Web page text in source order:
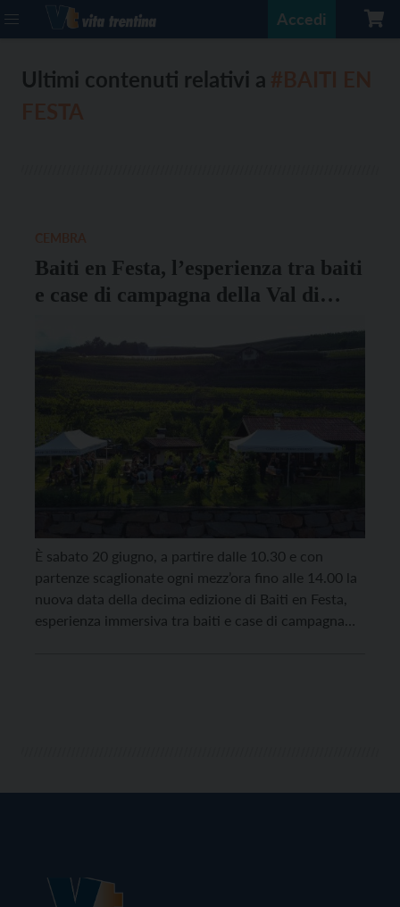
Accedi
Ultimi contenuti relativi a
Baiti en Festa, l’esperienza tra baiti
e case di campagna della Val di
È sabato 20 giugno, a partire dalle 10.30 e con
partenze scaglionate ogni mezz’ora fino alle 14.00 la
nuova data della decima edizione di Baiti en Festa,
esperienza immersiva tra baiti e case di campagna